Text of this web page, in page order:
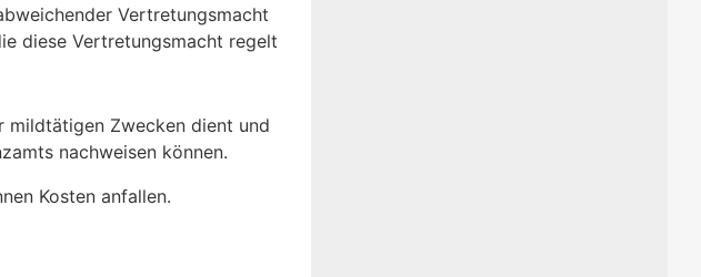
Vertretungsmacht
diese Vertretungsmacht regelt
mildtätigen Zwecken dient und
nachweisen können.
Kosten anfallen.